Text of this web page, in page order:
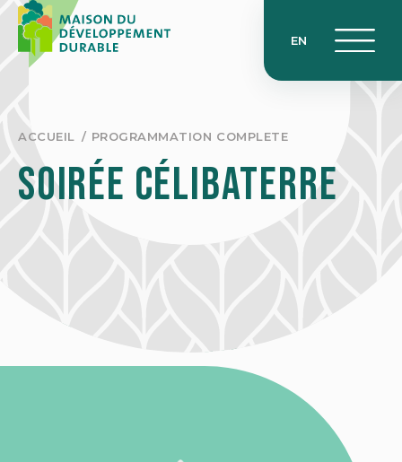
Skip
content
EN
ACCUEIL PROGRAMMATION COMPLETE
Soirée Célibaterre